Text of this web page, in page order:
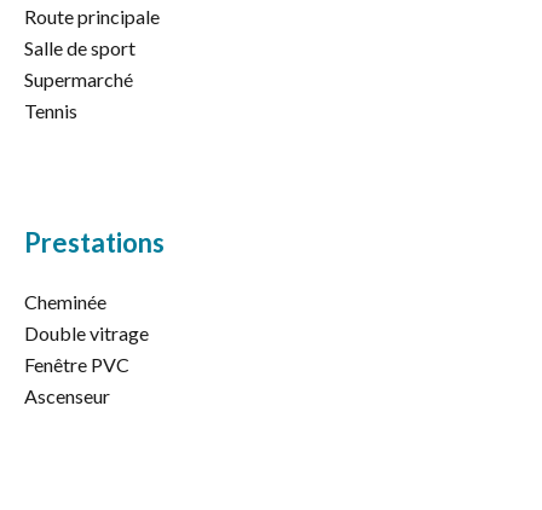
Route principale
Salle de sport
Supermarché
Tennis
Prestations
Cheminée
Double vitrage
Fenêtre PVC
Ascenseur